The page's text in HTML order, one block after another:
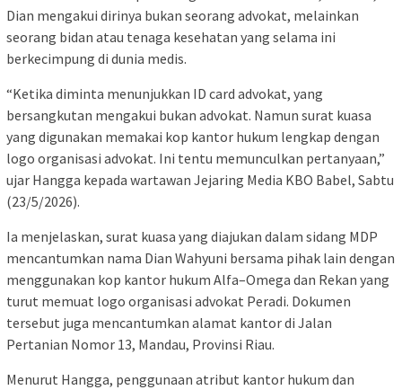
Dian mengakui dirinya bukan seorang advokat, melainkan
seorang bidan atau tenaga kesehatan yang selama ini
berkecimpung di dunia medis.
“Ketika diminta menunjukkan ID card advokat, yang
bersangkutan mengakui bukan advokat. Namun surat kuasa
yang digunakan memakai kop kantor hukum lengkap dengan
logo organisasi advokat. Ini tentu memunculkan pertanyaan,”
ujar Hangga kepada wartawan Jejaring Media KBO Babel, Sabtu
(23/5/2026).
Ia menjelaskan, surat kuasa yang diajukan dalam sidang MDP
mencantumkan nama Dian Wahyuni bersama pihak lain dengan
menggunakan kop kantor hukum Alfa–Omega dan Rekan yang
turut memuat logo organisasi advokat Peradi. Dokumen
tersebut juga mencantumkan alamat kantor di Jalan
Pertanian Nomor 13, Mandau, Provinsi Riau.
Menurut Hangga, penggunaan atribut kantor hukum dan